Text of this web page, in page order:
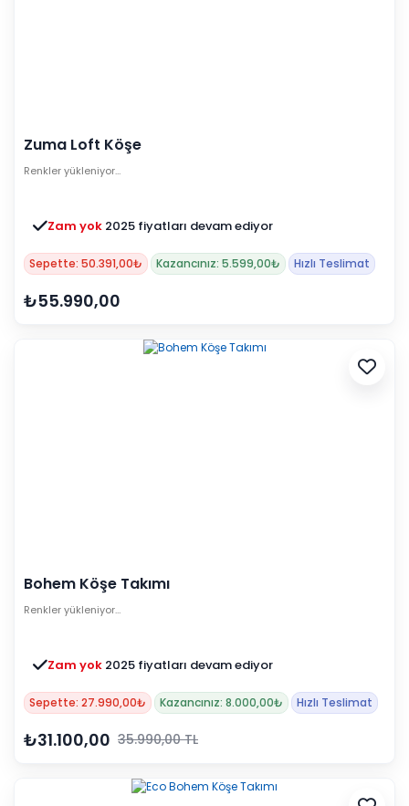
Zuma Loft Köşe
Renkler yükleniyor…
Zam yok 2025 fiyatları devam ediyor
Sepette: 50.391,00₺ Kazancınız: 5.599,00₺ Hızlı Teslimat
₺55.990,00
Bohem Köşe Takımı
Renkler yükleniyor…
Zam yok 2025 fiyatları devam ediyor
Sepette: 27.990,00₺ Kazancınız: 8.000,00₺ Hızlı Teslimat
₺31.100,00 35.990,00 TL